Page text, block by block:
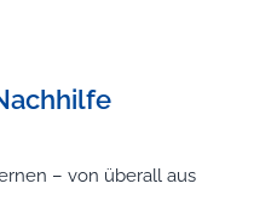
– von überall aus